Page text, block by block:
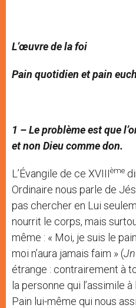
L’œuvre de la foi
Pain quotidien et pain
1 –Le problème est que
et non Dieu comme don.
L’Évangile de ce XVIIIème
Ordinaire nous parle de
pas chercher en Lui
nourrit le corps, mais
même : « Moi, je suis le
moi n’aura jamais faim » (Jn
étrange : contrairement à
la personne qui l’assimile
Pain lui-même qui nous